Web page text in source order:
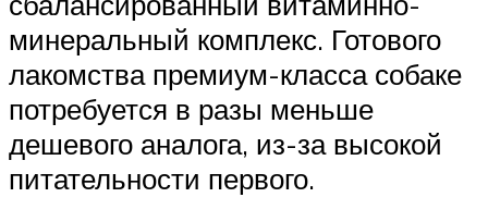
минеральный комплекс. Готового
лакомства премиум-класса собаке
потребуется в разы меньше
дешевого аналога, из-за высокой
питательности первого.